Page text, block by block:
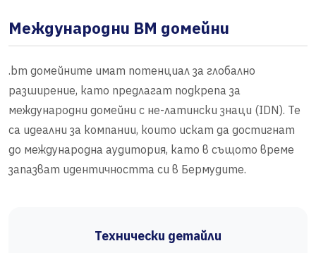
Международни BM домейни
.bm домейните имат потенциал за глобално
разширение, като предлагат подкрепа за
международни домейни с не-латински знаци (IDN). Те
са идеални за компании, които искат да достигнат
до международна аудитория, като в същото време
запазват идентичността си в Бермудите.
Технически детайли